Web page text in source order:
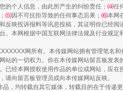
的个人信息，由此所产生的纠纷责任； ⑷任
⑸因不可抗拒导致的任何事态后果； ⑹本网
反映投诉报料等讯息投稿，其证明你已经
本网根据中国互联网法律法规及行业规定
网所有。本传媒网站拥有管理笔名
站的一切权力。你在本传媒网站留言板发
经本网授权使用作品的单位或网站，应在
向留言板管理员或向本传媒网站反映。
品，均转载自其它媒体，转载目的在于传